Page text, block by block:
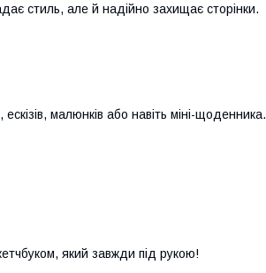
стиль, але й надійно захищає сторінки.
малюнків або навіть міні-щоденника.
який завжди під рукою!